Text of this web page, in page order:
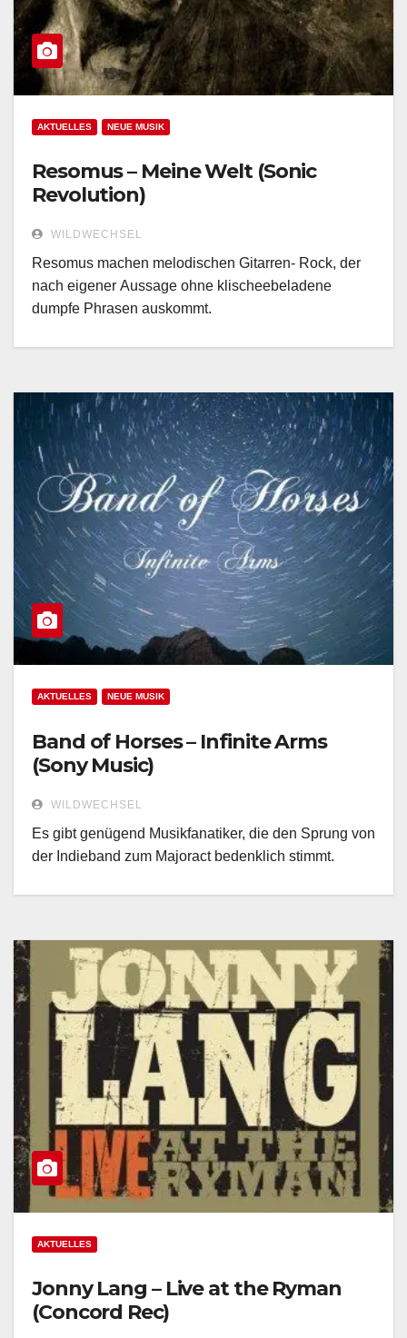
AKTUELLES NEUE MUSIK
Resomus – Meine Welt (Sonic
Revolution)
WILDWECHSEL
Resomus machen melodischen Gitarren- Rock, der
nach eigener Aussage ohne klischeebeladene
dumpfe Phrasen auskommt.
AKTUELLES NEUE MUSIK
Band of Horses – Infinite Arms
(Sony Music)
WILDWECHSEL
Es gibt genügend Musikfanatiker, die den Sprung von
der Indieband zum Majoract bedenklich stimmt.
AKTUELLES
Jonny Lang – Live at the Ryman
(Concord Rec)